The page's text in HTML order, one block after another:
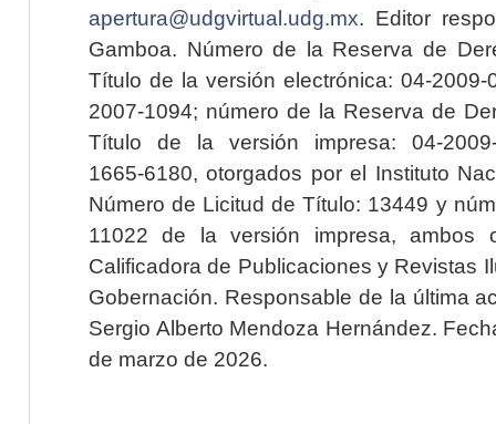
apertura@udgvirtual.udg.mx. Editor
Gamboa. Número de la Reserva de
Título de la versión electrónica: 04-2009-
2007-1094; número de la Reserva de
Título de la versión impresa: 04-2009-
1665-6180, otorgados por el Instituto
Número de Licitud de Título: 13449 y
11022 de la versión impresa, ambos
Calificadora de Publicaciones y Revistas
Gobernación. Responsable de la última
Sergio Alberto Mendoza Hernández.
de marzo de 2026.